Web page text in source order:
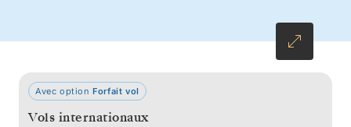
Avec option Forfait vol
Vols internationaux